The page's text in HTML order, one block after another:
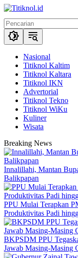
Langsung
konten
Nasional
Titiknol Kaltim
Titiknol Kaltara
Titiknol IKN
Advertorial
Titiknol Tekno
Titiknol WiKu
Kuliner
Wisata
Breaking News
Innalillahi, Mantan
Balikpapan
PPU Mulai Terapkan
Produktivitas Padi
BKPSDM PPU
Jawab Masing-Masing